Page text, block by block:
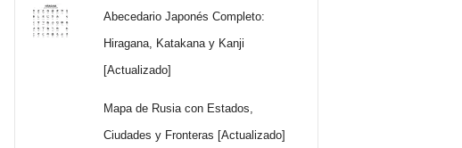
Abecedario Japonés Completo:
Hiragana, Katakana y Kanji
[Actualizado]
Mapa de Rusia con Estados,
Ciudades y Fronteras [Actualizado]